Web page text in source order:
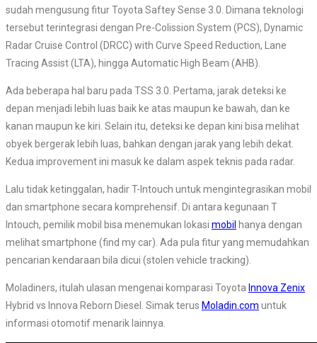
sudah mengusung fitur Toyota Saftey Sense 3.0. Dimana teknologi
tersebut terintegrasi dengan Pre-Colission System (PCS), Dynamic
Radar Cruise Control (DRCC) with Curve Speed Reduction, Lane
Tracing Assist (LTA), hingga Automatic High Beam (AHB).
Ada beberapa hal baru pada TSS 3.0. Pertama, jarak deteksi ke
depan menjadi lebih luas baik ke atas maupun ke bawah, dan ke
kanan maupun ke kiri. Selain itu, deteksi ke depan kini bisa melihat
obyek bergerak lebih luas, bahkan dengan jarak yang lebih dekat.
Kedua improvement ini masuk ke dalam aspek teknis pada radar.
Lalu tidak ketinggalan, hadir T-Intouch untuk mengintegrasikan mobil
dan smartphone secara komprehensif. Di antara kegunaan T
Intouch, pemilik mobil bisa menemukan lokasi mobil hanya dengan
melihat smartphone (find my car). Ada pula fitur yang memudahkan
pencarian kendaraan bila dicui (stolen vehicle tracking).
Moladiners, itulah ulasan mengenai komparasi Toyota Innova Zenix
Hybrid vs Innova Reborn Diesel. Simak terus Moladin.com untuk
informasi otomotif menarik lainnya.